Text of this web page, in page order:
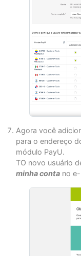
Agora você
para o endereço
módulo PayU.
TO novo usuário
minha conta no